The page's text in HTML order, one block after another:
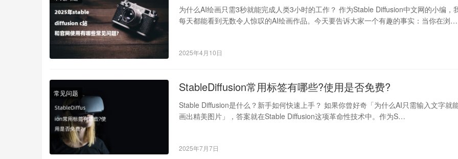
为什么AI绘画只需3秒就能完成人类3小时的工作？ 作为Stable Diffusion中文网的小编，
每天都能看到无数令人惊叹的AI绘画作品。今天要告诉大家一个有趣的事实：当你在浏…
2025年4月10日
常见问题 StableDiffusion常用标签有哪些?使用是否免费?
Stable Diffusion是什么？新手如何快速上手？ 如果你曾好奇「为什么AI只需输入文字就
画出精美图片」，答案就在Stable Diffusion这项革命性技术中。作为S…
2025年7月7日